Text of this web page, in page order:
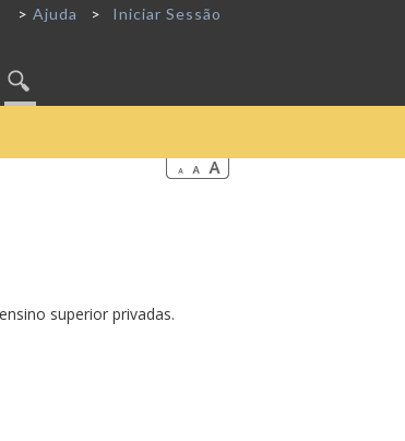
Ajuda Iniciar Sessão
superior privadas.